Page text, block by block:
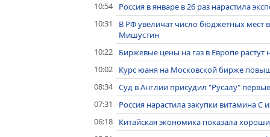
10:54
Россия в январе в 26 раз нарастила
10:31
В РФ увеличат число бюджетных мест
Мишустин
10:22
Биржевые цены на газ в Европе растут
10:02
Курс юаня на Московской бирже
08:34 Суд в Англии присудил "Русалу"
07:31
Россия нарастила закупки витамина
06:18
Китайская экономика показала